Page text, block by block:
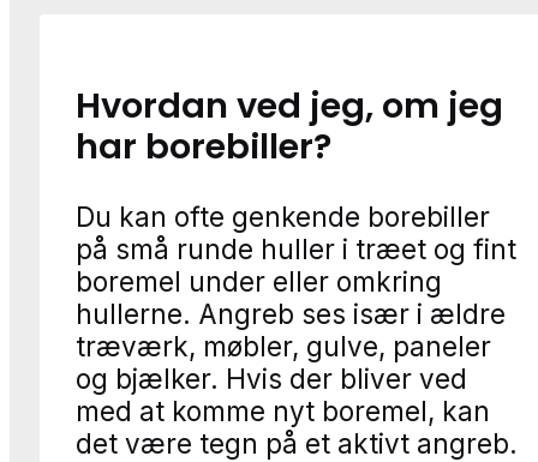
Hvordan ved jeg, om jeg
har borebiller?
Du kan ofte genkende borebiller
på små runde huller i træet og fint
boremel under eller omkring
hullerne. Angreb ses især i ældre
træværk, møbler, gulve, paneler
og bjælker. Hvis der bliver ved
med at komme nyt boremel, kan
det være tegn på et aktivt angreb.